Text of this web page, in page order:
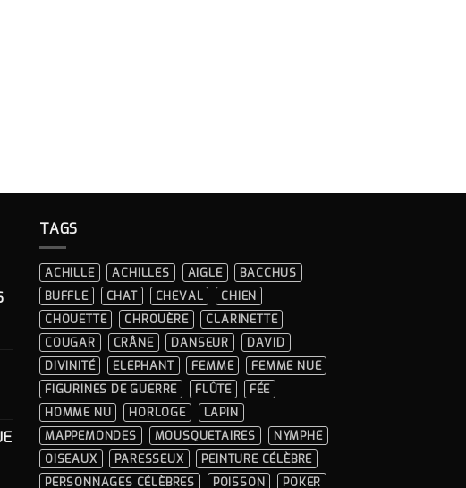
TAGS
ACHILLE ACHILLES AIGLE
BACCHUS
BUFFLE
CHAT CHEVAL
CHIEN
CHOUETTE
CHROUÈRE
CLARINETTE
COUGAR
CRÂNE DANSEUR
DAVID
DIVINITÉ
ELEPHANT FEMME
FEMME NUE
FIGURINES DE GUERRE
FLÛTE
FÉE
HOMME NU
HORLOGE
LAPIN
MAPPEMONDES
MOUSQUETAIRES
NYMPHE
OISEAUX
PARESSEUX
PEINTURE CÉLÈBRE
PERSONNAGES CÉLÈBRES
POISSON POKER